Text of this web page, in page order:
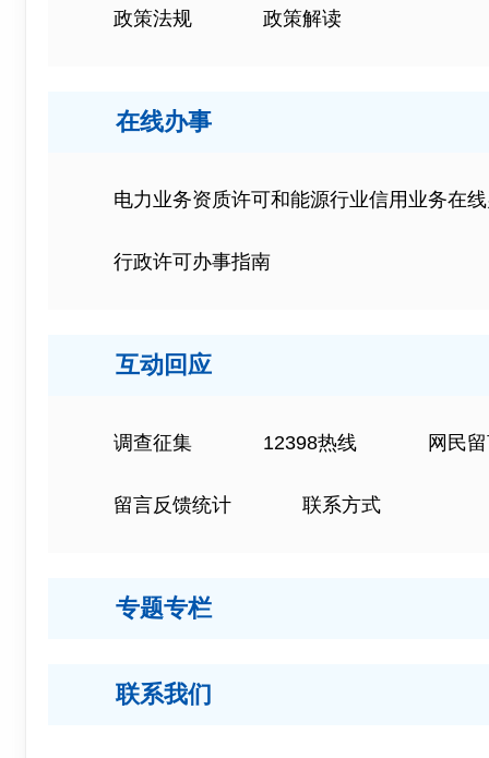
政策法规 政策解读
在线办事
电力业务资质许可和能源行业信用业务在
行政许可办事指南
互动回应
调查征集 12398热线 网民
留言反馈统计 联系方式
专题专栏
联系我们